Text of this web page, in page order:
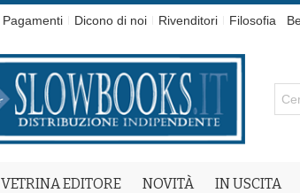
Pagamenti Dicono di noi Rivenditori Filosofia
VETRINA EDITORE NOVITÀ IN USCITA